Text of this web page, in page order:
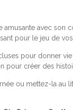
amusante avec
pour le jeu de vos
pour donner
pour créer des
ou mettez-la au